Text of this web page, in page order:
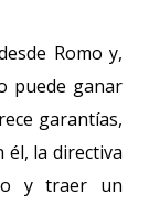
Romo y,
puede ganar
garantías,
él, la directiva
y traer un